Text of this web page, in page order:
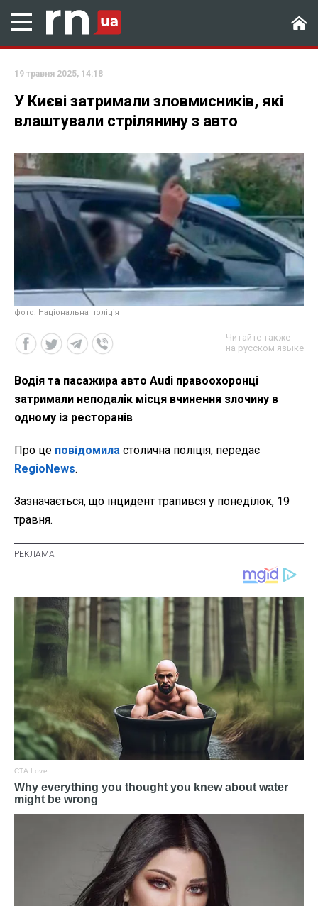
19 травня 2025, 14:18
У Києві затримали зловмисників, які
влаштували стрілянину з авто
фото: Національна поліція
Читайте также
на русском языке
Водія та пасажира авто Audi правоохоронці
затримали неподалік місця вчинення злочину в
одному із ресторанів
Про це повідомила столична поліція, передає
RegioNews.
Зазначається, що інцидент трапився у понеділок, 19
травня.